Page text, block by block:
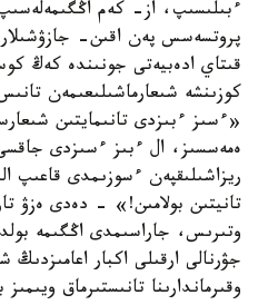
ءبىلىسىپ، از- كەم
پروتسەسس پەن اقىن-
قىتاي ادەبيەتى جونىندە كەڭ
كوزىنشە شىعارماشىلىعىمەن
«ءسىز ءبىزدى تانىمايتىن
ەمەسسىز، ال ءبىز ءسىزدى
ريزاشىلىقپەن ءسوزىمدى قاعىپ
تانيتىن بولامىن!» - دەدى ەزۋ
وتىرىس، جاراسىمدى اڭگىمە
جۋرنالى ارقىلى اكبار اعامىزدىڭ
وقىرماندارىنا تانىستىرماق ويىمىز